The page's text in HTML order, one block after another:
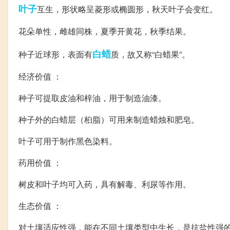
叶子互生，形状略呈菱形或椭圆形，秋天叶子会变红。
花朵单性，雌雄同株，夏季开黄花，秋季结果。
种子近球形，表面有白蜡质，故又称“白蜡果”。
经济价值 ：
种子可提取皮油和梓油，用于制造油漆。
种子外的白蜡层（桕脂）可用来制造蜡烛和肥皂。
叶子可用于制作黑色染料。
药用价值 ：
树皮和叶子均可入药，具有解毒、利尿等作用。
生态价值 ：
对土壤适应性强，能在不同土壤类型中生长，是抗盐性强